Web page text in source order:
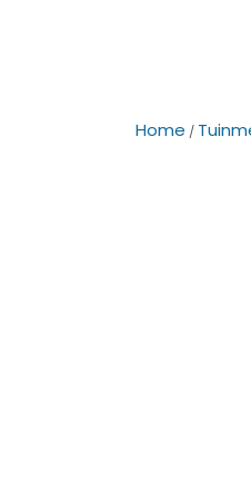
Home /